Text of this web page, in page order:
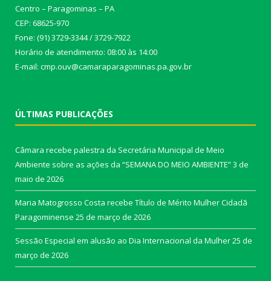
Centro – Paragominas – PA
CEP: 68625-970
Fone: (91) 3729-3344 / 3729-7922
Horário de atendimento: 08:00 às 14:00
E-mail: cmp.ouv@camaraparagominas.pa.gov.br
ÚLTIMAS PUBLICAÇÕES
Câmara recebe palestra da Secretária Municipal de Meio
Ambiente sobre as ações da “SEMANA DO MEIO AMBIENTE”3 de
maio de 2026
Maria Matogrosso Costa recebe Título de Mérito Mulher Cidadã
Paragominense 25 de março de 2026
Sessão Especial em alusão ao Dia Internacional da Mulher25 de
março de 2026